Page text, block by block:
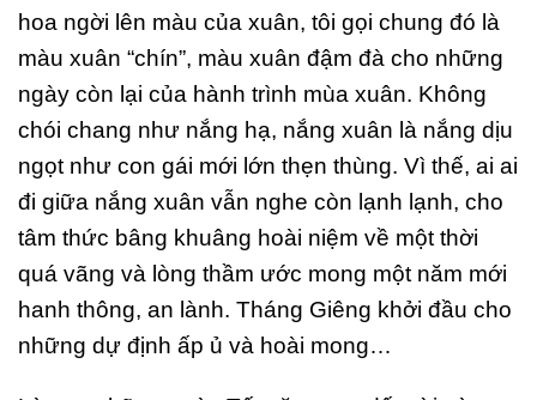
hoa ngời lên màu của xuân, tôi gọi chung đó là
màu xuân “chín”, màu xuân đậm đà cho những
ngày còn lại của hành trình mùa xuân. Không
chói chang như nắng hạ, nắng xuân là nắng dịu
ngọt như con gái mới lớn thẹn thùng. Vì thế, ai ai
đi giữa nắng xuân vẫn nghe còn lạnh lạnh, cho
tâm thức bâng khuâng hoài niệm về một thời
quá vãng và lòng thầm ước mong một năm mới
hanh thông, an lành. Tháng Giêng khởi đầu cho
những dự định ấp ủ và hoài mong…